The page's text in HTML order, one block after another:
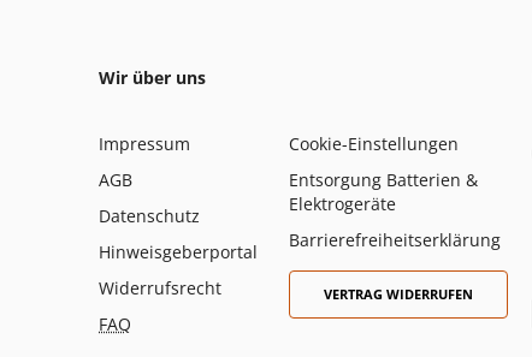
Wir über uns
Impressum
AGB
Datenschutz
Hinweisgeberportal
Widerrufsrecht
FAQ
Cookie-Einstellungen
Entsorgung Batterien &
Elektrogeräte
Barrierefreiheitserklärung
VERTRAG WIDERRUFEN